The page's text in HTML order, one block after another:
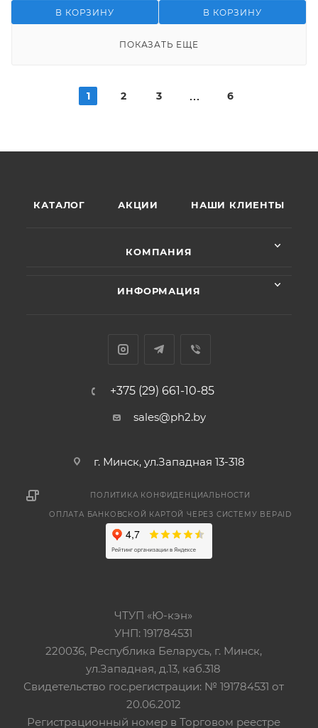
В КОРЗИНУ В КОРЗИНУ
ПОКАЗАТЬ ЕЩЕ
1 2 3 6
КАТАЛОГ АКЦИИ НАШИ КЛИЕНТЫ
КОМПАНИЯ
ИНФОРМАЦИЯ
+375 (29) 661-10-85
sales@ph2.by
г. Минск, ул.Западная 13-318
ПОЛИТИКА КОНФИДЕНЦИАЛЬНОСТИ
ОПЛАТА БАНКОВСКОЙ КАРТОЙ ЧЕРЕЗ СИСТЕМУ BEPAID
ЧТУП «Ю-кэн»
УНП: 191784531
220036, Республика Беларусь, г. Минск,
ул.Западная, д.13, каб.318
Свидетельство гос.регистрации: № 191784531 от
20.06.2012
Регистрационный номер в Торговом реестре